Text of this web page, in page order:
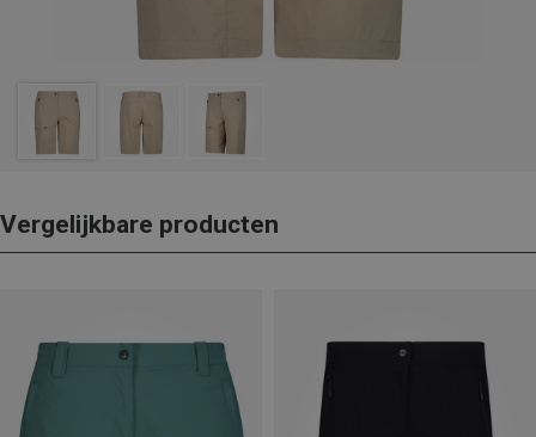
Vergelijkbare producten